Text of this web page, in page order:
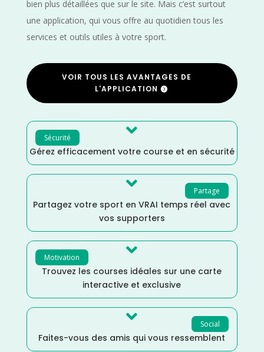
bien plus détaillées que sur le site. Mais c’est surtout
une application, qui vous offre au quotidien tous les
services et outils utiles à votre sport.
VOIR TOUS LES AVANTAGES DE
L'APPLICATION
Sécurité 
Gérez efficacement votre course et en sécurité
Partage

Partagez votre sport en VRAI temps réel avec
vos supporters
Motivation 
Trouvez les courses idéales sur une carte
interactive et exclusive
Social

Faites-vous des amis qui vous ressemblent